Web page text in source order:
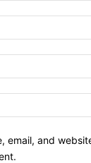
email, and